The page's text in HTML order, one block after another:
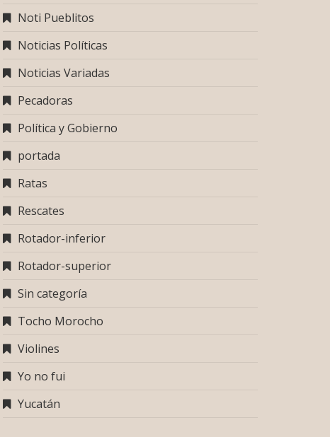
Noti Pueblitos
Noticias Políticas
Noticias Variadas
Pecadoras
Política y Gobierno
portada
Ratas
Rescates
Rotador-inferior
Rotador-superior
Sin categoría
Tocho Morocho
Violines
Yo no fui
Yucatán